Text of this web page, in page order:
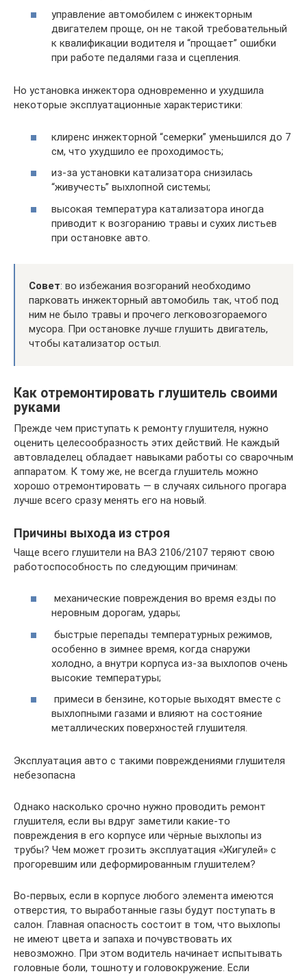
управление автомобилем с инжекторным
двигателем проще, он не такой требовательный
к квалификации водителя и “прощает” ошибки
при работе педалями газа и сцепления.
Но установка инжектора одновременно и ухудшила
некоторые эксплуатационные характеристики:
клиренс инжекторной “семерки” уменьшился до 7
см, что ухудшило ее проходимость;
из-за установки катализатора снизилась
“живучесть” выхлопной системы;
высокая температура катализатора иногда
приводит к возгоранию травы и сухих листьев
при остановке авто.
Совет: во избежания возгораний необходимо
парковать инжекторный автомобиль так, чтоб под
ним не было травы и прочего легковозгораемого
мусора. При остановке лучше глушить двигатель,
чтобы катализатор остыл.
Как отремонтировать глушитель своими
руками
Прежде чем приступать к ремонту глушителя, нужно
оценить целесообразность этих действий. Не каждый
автовладелец обладает навыками работы со сварочным
аппаратом. К тому же, не всегда глушитель можно
хорошо отремонтировать — в случаях сильного прогара
лучше всего сразу менять его на новый.
Причины выхода из строя
Чаще всего глушители на ВАЗ 2106/2107 теряют свою
работоспособность по следующим причинам:
механические повреждения во время езды по
неровным дорогам, удары;
быстрые перепады температурных режимов,
особенно в зимнее время, когда снаружи
холодно, а внутри корпуса из-за выхлопов очень
высокие температуры;
примеси в бензине, которые выходят вместе с
выхлопными газами и влияют на состояние
металлических поверхностей глушителя.
Эксплуатация авто с такими повреждениями глушителя
небезопасна
Однако насколько срочно нужно проводить ремонт
глушителя, если вы вдруг заметили какие-то
повреждения в его корпусе или чёрные выхлопы из
трубы? Чем может грозить эксплуатация «Жигулей» с
прогоревшим или деформированным глушителем?
Во-первых, если в корпусе любого элемента имеются
отверстия, то выработанные газы будут поступать в
салон. Главная опасность состоит в том, что выхлопы
не имеют цвета и запаха и почувствовать их
невозможно. При этом водитель начинает испытывать
головные боли, тошноту и головокружение. Если